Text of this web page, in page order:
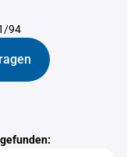
94